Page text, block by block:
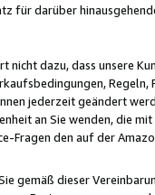
für darüber
dazu, dass unsere
jederzeit geändert
an Sie wenden, die
Fragen den auf der
gemäß dieser